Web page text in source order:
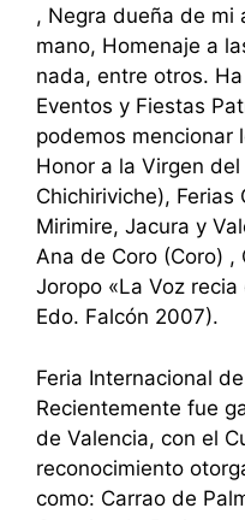
, Negra dueña de mi
mano, Homenaje a
nada, entre otros.
Eventos y Fiestas
podemos mencionar
Honor a la Virgen
Chichiriviche), Ferias
Mirimire, Jacura y
Ana de Coro (Coro) ,
Joropo «La Voz
Edo. Falcón 2007).
Feria Internacional
Recientemente fue
de Valencia, con el
reconocimiento
como: Carrao de